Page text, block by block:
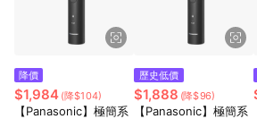
降價
$1,984 (降$104)
【Panasonic】極簡系
歷史低價
$1,888 (降$96)
【Panasonic】極簡系